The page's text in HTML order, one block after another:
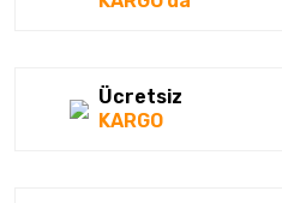
Ücretsiz
KARGO